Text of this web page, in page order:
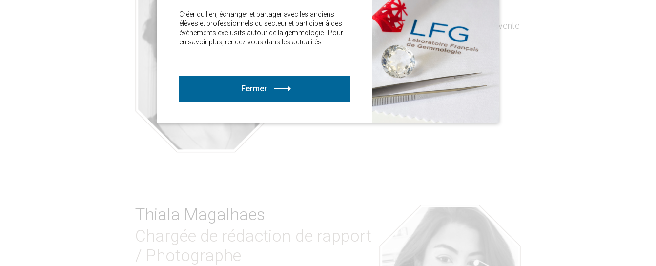
Créer du lien, échanger et partager avec les anciens
élèves et professionnels du secteur et participer à des
évènements exclusifs autour de la gemmologie ! Pour
en savoir plus, rendez-vous dans les actualités.
Fermer
Diplômée en gemmologie et après une expérience dans la vente
de bijoux anciens,
Clémence travaille au LFG depuis 2023. Elle s’occupe de
administratif des dossiers.
Thiala Magalhaes
Chargée de rédaction de rapport
/ Photographe